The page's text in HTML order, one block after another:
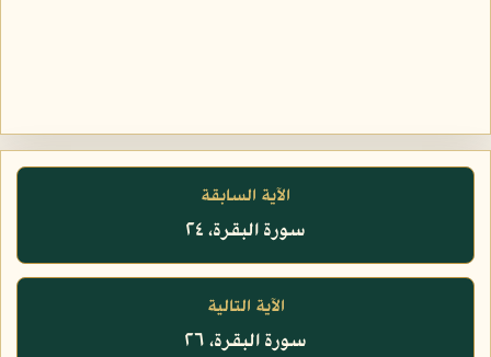
الآية السابقة
سورة البقرة، ٢٤
الآية التالية
سورة البقرة، ٢٦